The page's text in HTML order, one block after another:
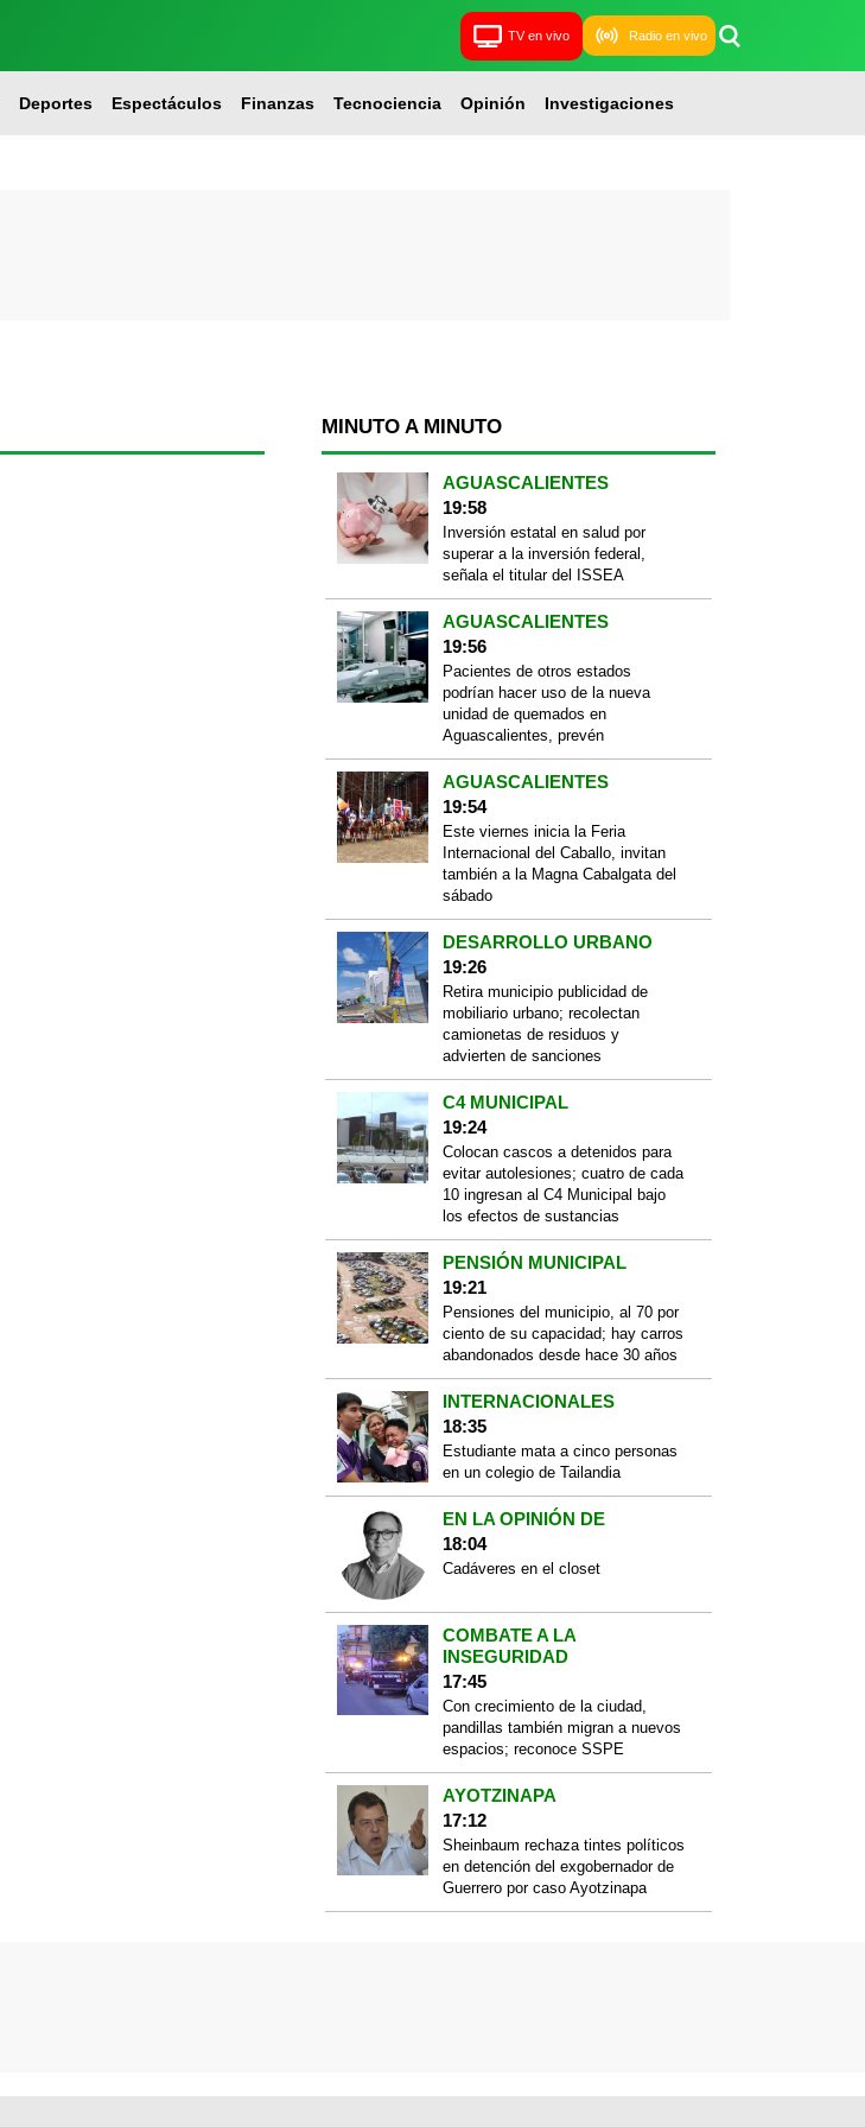
TV en vivo Radio en vivo
Deportes Espectáculos Finanzas Tecnociencia Opinión Investigaciones
MINUTO A MINUTO
AGUASCALIENTES
19:58
Inversión estatal en salud por
superar a la inversión federal,
señala el titular del ISSEA
AGUASCALIENTES
19:56
Pacientes de otros estados
podrían hacer uso de la nueva
unidad de quemados en
Aguascalientes, prevén
AGUASCALIENTES
19:54
Este viernes inicia la Feria
Internacional del Caballo, invitan
también a la Magna Cabalgata del
sábado
DESARROLLO URBANO
19:26
Retira municipio publicidad de
mobiliario urbano; recolectan
camionetas de residuos y
advierten de sanciones
C4 MUNICIPAL
19:24
Colocan cascos a detenidos para
evitar autolesiones; cuatro de cada
10 ingresan al C4 Municipal bajo
los efectos de sustancias
PENSIÓN MUNICIPAL
19:21
Pensiones del municipio, al 70 por
ciento de su capacidad; hay carros
abandonados desde hace 30 años
INTERNACIONALES
18:35
Estudiante mata a cinco personas
en un colegio de Tailandia
EN LA OPINIÓN DE
18:04
Cadáveres en el closet
COMBATE A LA
INSEGURIDAD
17:45
Con crecimiento de la ciudad,
pandillas también migran a nuevos
espacios; reconoce SSPE
AYOTZINAPA
17:12
Sheinbaum rechaza tintes políticos
en detención del exgobernador de
Guerrero por caso Ayotzinapa